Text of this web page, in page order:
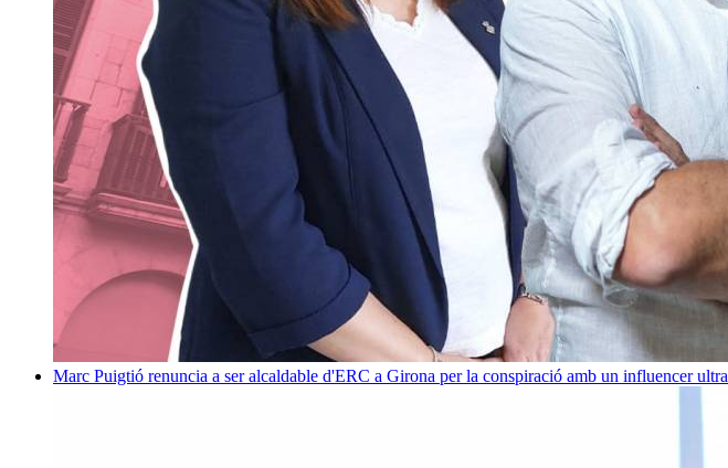
Marc Puigtió renuncia a ser alcaldable d'ERC a Girona per la conspiració amb un influencer ultra